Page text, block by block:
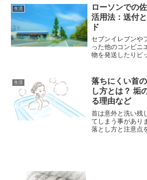
鉄分がとれるし、
いる人もたくさん
生活
ローソンでの
活用法：送付
ド
セブンイレブンや
った他のコンビニ
物を発送したりピ
提供するゆうパッ
ことにより、様々
生活
落ちにくい首
し方とは？ 垢
る理由など
首は意外と洗い残
てしまう事があり
落とし方と注意点